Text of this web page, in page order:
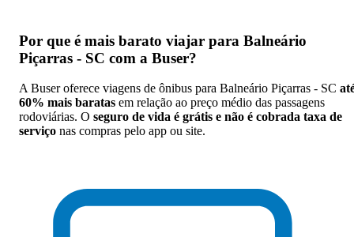
Por que é mais barato viajar para Balneário
Piçarras - SC com a Buser?
A Buser oferece viagens de ônibus para Balneário Piçarras - SC
60% mais baratas em relação ao preço médio das passagens
rodoviárias. O seguro de vida é grátis e não é cobrada taxa de
serviço nas compras pelo app ou site.